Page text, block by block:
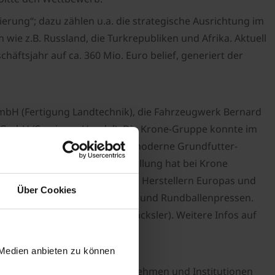
Über Cookies
anbieten zu können
dazu zählen u.a. die strategische Ausrichtung im
z.B. Russland, die Turkrepubliken und Afrika. Aktuell
auf ca. 360 Mio. Euro belief, generiert der
(Fertigung Landtechnik), die Fahrzeugwerk Bernard
(Service u. Handel). Die Krone-Gruppe konnte im
im emsländischen Spelle moderne Grundfutter-
– diese Aufgabenstellung hat bei Krone
Krone zu den führenden Herstellern Europas und
link>n und Rundballenpressen.
und Big X (Häcksler). Weitere Infos auf
Finance für Unternehmen und Institutionen